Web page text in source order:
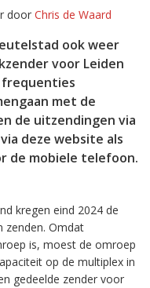
door Chris de Waard
ook weer
voor Leiden
frequenties
met de
de uitzendingen via
deze website als
de mobiele telefoon.
kregen eind 2024 de
zenden. Omdat
is, moest de omroep
op de multiplex in
gedeelde zender voor